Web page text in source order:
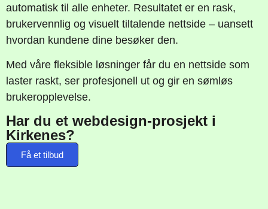
automatisk til alle enheter. Resultatet er en rask,
brukervennlig og visuelt tiltalende nettside – uansett
hvordan kundene dine besøker den.
Med våre fleksible løsninger får du en nettside som
laster raskt, ser profesjonell ut og gir en sømløs
brukeropplevelse.
Har du et webdesign-prosjekt i
Kirkenes?
Få et tilbud